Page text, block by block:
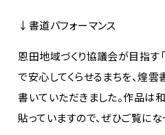
↓書道パフォーマンス
恩田地域づくり協議会が目指す
で安心してくらせるまちを、煌
書いていただきました。作品は
貼っていますので、ぜひご覧にな